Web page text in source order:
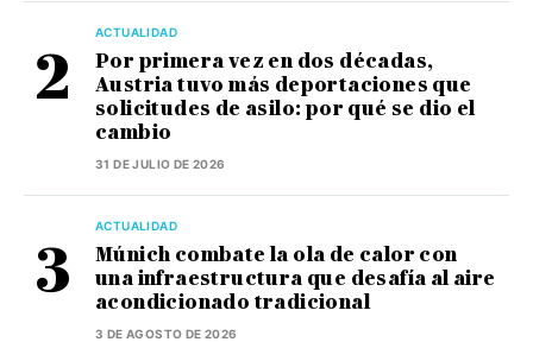
ACTUALIDAD
Por primera vez en dos décadas,
Austria tuvo más deportaciones que
solicitudes de asilo: por qué se dio el
cambio
31 DE JULIO DE 2026
ACTUALIDAD
Múnich combate la ola de calor con
una infraestructura que desafía al aire
acondicionado tradicional
3 DE AGOSTO DE 2026